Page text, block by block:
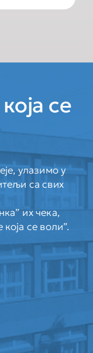
се
улазимо у
са свих
их чека,
се воли”.